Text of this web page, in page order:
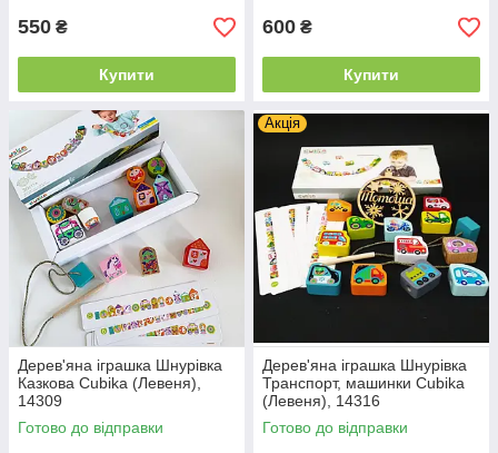
550 ₴
Купити
600 ₴
Купити
Дерев'яна іграшка Шнурівка
Казкова Cubika (Левеня),
14309
Готово до відправки
Акція
Дерев'яна іграшка Шнурівка
Транспорт, машинки Cubika
(Левеня), 14316
Готово до відправки